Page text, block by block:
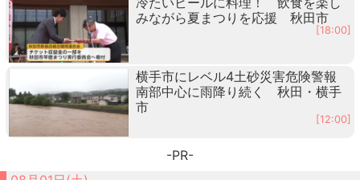
みながら夏まつりを応援 秋田市
[18:00]
横手市にレベル4土砂災害危険警報
南部中心に雨降り続く 秋田・横手
市
[12:00]
-PR-